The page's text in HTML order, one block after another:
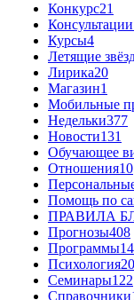
Конкурс21
Консультации
Курсы4
Летящие
Лирика20
Магазин1
Мобильные
Недельки377
Новости131
Обучающее
Отношения10
Помощь по
ПРАВИЛА
Прогнозы408
Программы14
Психология20
Семинары122
Справочники